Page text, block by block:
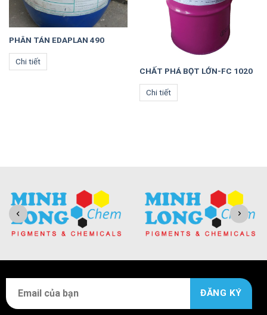
PHÂN TÁN EDAPLAN 490
Chi tiết
CHẤT PHÁ BỌT LỚN-FC 1020
Chi tiết